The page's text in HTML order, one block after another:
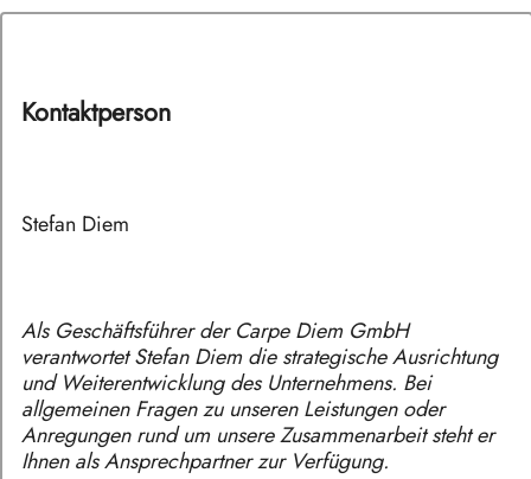
Kontaktperson
Stefan Diem
Als Geschäftsführer der Carpe Diem GmbH
verantwortet Stefan Diem die strategische Ausrichtung
und Weiterentwicklung des Unternehmens. Bei
allgemeinen Fragen zu unseren Leistungen oder
Anregungen rund um unsere Zusammenarbeit steht er
Ihnen als Ansprechpartner zur Verfügung.